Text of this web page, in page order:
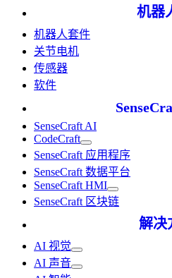
机器
机器人套件
关节电机
传感器
软件
SenseCraft AI
CodeCraft
SenseCraft 应用程序
SenseCraft 数据平台
SenseCraft HMI
SenseCraft 区块链
解决
AI 视觉
AI 声音